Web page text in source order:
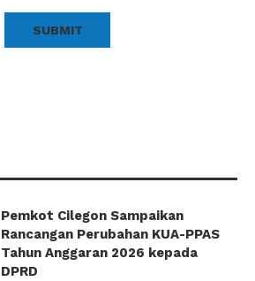
Pemkot Cilegon Sampaikan
Rancangan Perubahan KUA-PPAS
Tahun Anggaran 2026 kepada
DPRD